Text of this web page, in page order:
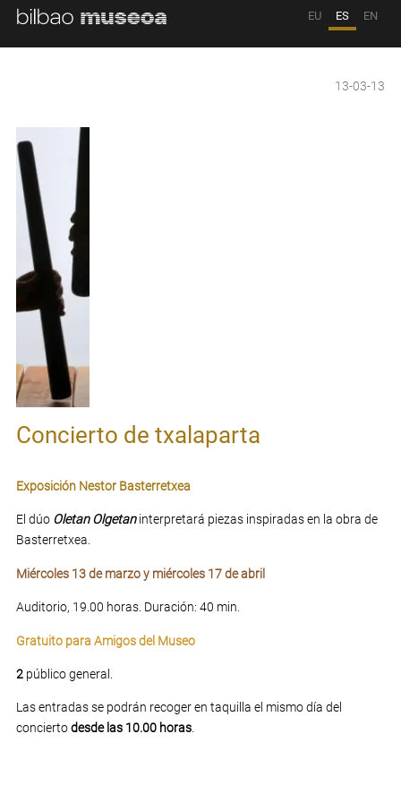
EU ES EN
13-03-13
Concierto de txalaparta
Exposición Nestor Basterretxea
El dúo Oletan Olgetaninterpretará piezas inspiradas en la obra de
Basterretxea.
Miércoles 13 de marzoy miércoles 17 de abril
Auditorio, 19.00 horas. Duración: 40 min.
Gratuito para Amigos del Museo
2público general.
Las entradas se podrán recoger en taquilla el mismo día del
conciertodesde las 10.00 horas.